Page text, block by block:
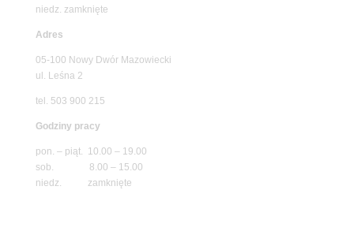
niedz. zamknięte
Adres
05-100 Nowy Dwór Mazowiecki
ul. Leśna 2
tel. 503 900 215
Godziny pracy
pon. – piąt. 10.00 – 19.00
sob. 8.00 – 15.00
niedz. zamknięte